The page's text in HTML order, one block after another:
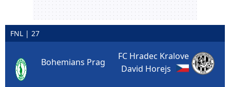
FNL | 27
Bohemians Prag
FC Hradec Kralove
David Horejs